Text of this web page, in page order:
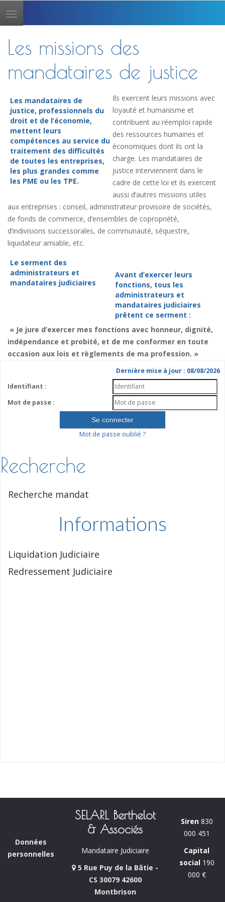
Toggle
navigation
Les missions des
mandataires de justice
Les mandataires de
justice, professionnels du
droit et de l’économie,
mettent leurs
compétences au service du
traitement des difficultés
de toutes les entreprises,
les plus grandes comme
les PME ou les TPE.
Ils exercent leurs missions avec
loyauté et humanisme et
contribuent au réemploi rapide
des ressources humaines et
économiques dont ils ont la
charge. Les mandataires de
justice interviennent dans le
cadre de cette loi et ils exercent
aussi d’autres missions utiles
aux entreprises : conseil, administrateur provisoire de sociétés,
de fonds de commerce, d’ensembles de copropriété,
d’indivisions successorales, de communauté, séquestre,
liquidateur amiable, etc.
Le serment des
administrateurs et
mandataires judiciaires
Avant d’exercer leurs
fonctions, tous les
administrateurs et
mandataires judiciaires
prêtent ce serment :
« Je jure d’exercer mes fonctions avec honneur, dignité,
indépendance et probité, et de me conformer en toute
occasion aux lois et règlements de ma profession. »
Dernière mise à jour : 08/08/2026
Identifiant :
Mot de passe :
Mot de passe oublié ?
Recherche
Recherche mandat
Informations
Liquidation Judiciaire
Redressement Judiciaire
Données
personnelles
SELARL Berthelot
& Associés
Mandataire Judiciaire
5 Rue Puy de la Bâtie -
CS 30079 42600
Montbrison
Siren830
000 451
Capital
social190
000 €